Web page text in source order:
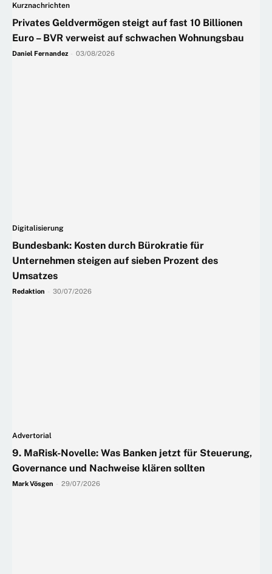
Kurznachrichten
Privates Geldvermögen steigt auf fast 10 Billionen
Euro – BVR verweist auf schwachen Wohnungsbau
Daniel Fernandez 03/08/2026
Digitalisierung
Bundesbank: Kosten durch Bürokratie für
Unternehmen steigen auf sieben Prozent des
Umsatzes
Redaktion 30/07/2026
Advertorial
9. MaRisk-Novelle: Was Banken jetzt für Steuerung,
Governance und Nachweise klären sollten
Mark Vösgen 29/07/2026